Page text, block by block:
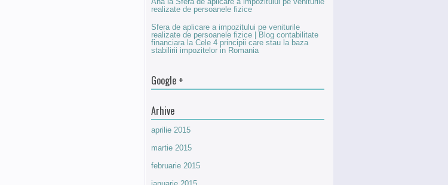
realizate de persoanele fizice
Sfera de aplicare a impozitului pe veniturile
realizate de persoanele fizice | Blog contabilitate
financiara la Cele 4 principii care stau la baza
stabilirii impozitelor in Romania
Google +
Arhive
aprilie 2015
martie 2015
februarie 2015